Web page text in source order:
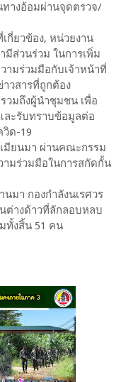
างอ้อมผ่านจุดตรวจ/
กี่ยวข้อง, หน่วยงาน
ส่วนร่วม ในการเพิ่ม
ามร่วมมือกับเจ้าหน้าที่
วสารที่ถูกต้อง
วมถึงผู้นำชุมชน เพื่อ
ละรับทราบข้อมูลต่อ
วิด-19
มียนมา ผ่านคณะกรรม
ามร่วมมือในการสกัดกั้น
มา กองกำลังนเรศวร
ต่างด้าวที่ลักลอบหลบ
ทั้งสิ้น 51 คน